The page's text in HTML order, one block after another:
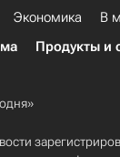
Экономика В
Продукты и